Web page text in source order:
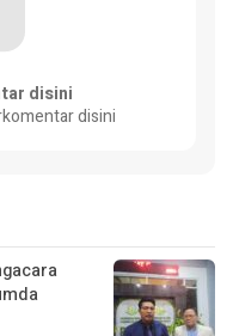
disini
disini